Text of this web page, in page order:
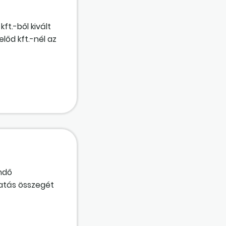
ből kivált
kft.-nél az
ily
összegét
2025. év
ebben az